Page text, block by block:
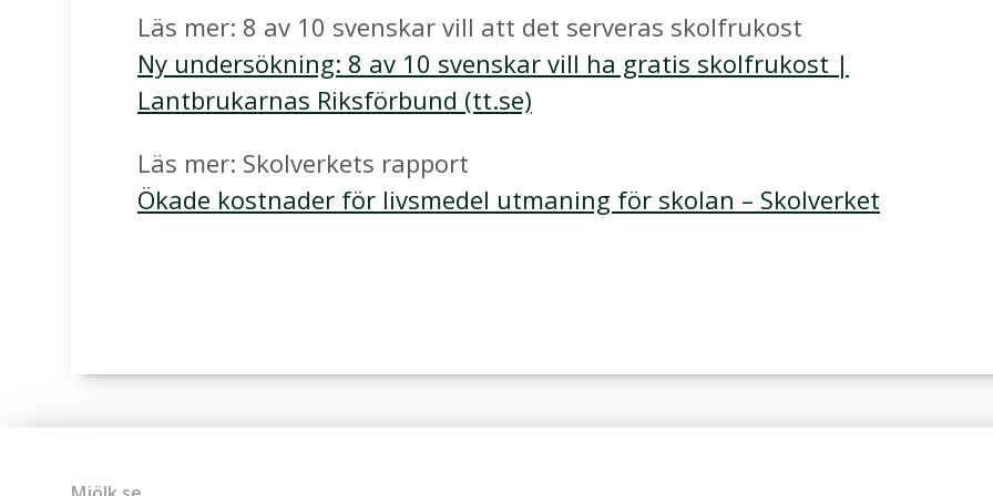
Läs mer: 8 av 10 svenskar vill att det serveras skolfrukost
Ny undersökning: 8 av 10 svenskar vill ha gratis skolfrukost |
Lantbrukarnas Riksförbund (tt.se)
Läs mer: Skolverkets rapport
Ökade kostnader för livsmedel utmaning för skolan – Skolverket